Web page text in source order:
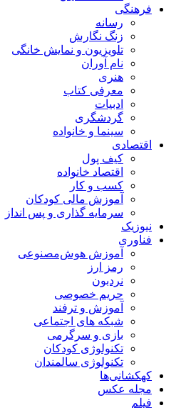
فرهنگی
رسانه
زنگ نگارش
تلویزیون و نمایش خانگی
نام آوران
هنری
معرفی کتاب
ادبیات
گردشگری
سینما و خانواده
اقتصادی
کیف پول
اقتصاد خانواده
کسب و کار
آموزش مالی کودکان
سرمایه گذاری و پس انداز
نیوزیک
فناوری
آموزش هوش‌مصنوعی
رمز ارز
نردبون
حریم خصوصی
آموزش و ترفند
شبکه های اجتماعی
بازی و سرگرمی
تکنولوژی کودکان
تکنولوژی سالمندان
کهکشانی‌ها
مجله عکس
فیلم